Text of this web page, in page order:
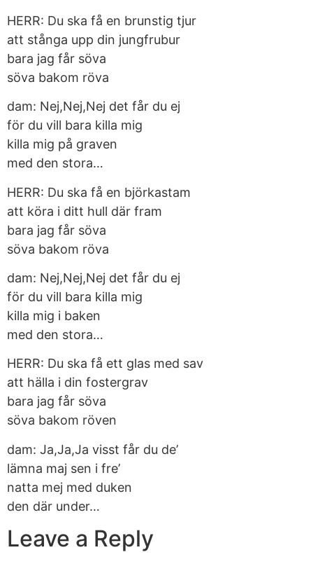
HERR: Du ska få en brunstig tjur
att stånga upp din jungfrubur
bara jag får söva
söva bakom röva
dam: Nej,Nej,Nej det får du ej
för du vill bara killa mig
killa mig på graven
med den stora…
HERR: Du ska få en björkastam
att köra i ditt hull där fram
bara jag får söva
söva bakom röva
dam: Nej,Nej,Nej det får du ej
för du vill bara killa mig
killa mig i baken
med den stora…
HERR: Du ska få ett glas med sav
att hälla i din fostergrav
bara jag får söva
söva bakom röven
dam: Ja,Ja,Ja visst får du de’
lämna maj sen i fre’
natta mej med duken
den där under…
Leave a Reply